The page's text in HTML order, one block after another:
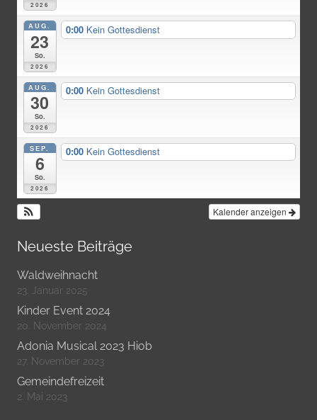
2026
AUG.
23
So.
2026
0:00 Kein Gottesdienst
AUG.
30
So.
2026
0:00 Kein Gottesdienst
SEP.
6
So.
2026
0:00 Kein Gottesdienst
Kalender anzeigen
Neueste Beiträge
Waldweihnacht
23. Januar 2025
Kinder Event 2024
20. November 2024
Adonia Musical 2023 Hiob
27. November 2023
Gemeindefreizeit
2. Mai 2023